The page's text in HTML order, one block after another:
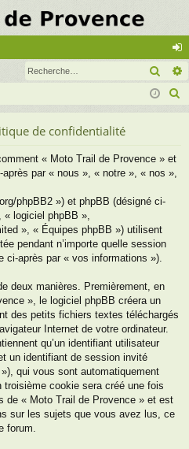
on
ne
de confidentialité
« Moto Trail de Provence » et
par « nous », « notre », « nos »,
phpBB2 ») et phpBB (désigné ci-
logiciel phpBB »,
», « Équipes phpBB ») utilisent
pendant n’importe quelle session
ci-après par « vos informations »).
deux manières. Premièrement, en
», le logiciel phpBB créera un
des petits fichiers textes téléchargés
Internet de votre ordinateur.
qu’un identifiant utilisateur
un identifiant de session invité
qui vous sont automatiquement
cookie sera créé une fois
de « Moto Trail de Provence » et est
sur les sujets que vous avez lus, ce
forum.